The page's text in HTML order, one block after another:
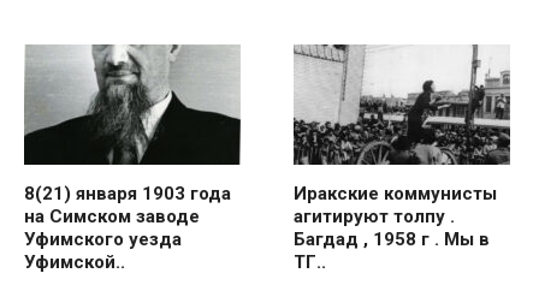
8(21) января 1903 года
на Симском заводе
Уфимского уезда
Уфимской..
Иракские коммунисты
агитируют толпу .
Багдад , 1958 г . Мы в
ТГ..